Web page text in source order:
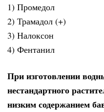
1) Промедол
2) Трамадол (+)
3) Налоксон
4) Фентанил
При изготовлении
нестандартного
низким содержанием